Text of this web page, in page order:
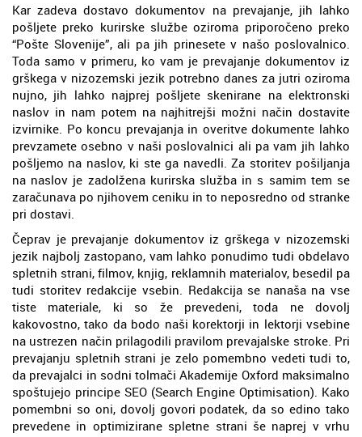
Kar zadeva dostavo dokumentov na prevajanje, jih lahko
pošljete preko kurirske službe oziroma priporočeno preko
“Pošte Slovenije”, ali pa jih prinesete v našo poslovalnico.
Toda samo v primeru, ko vam je prevajanje dokumentov iz
grškega v nizozemski jezik potrebno danes za jutri oziroma
nujno, jih lahko najprej pošljete skenirane na elektronski
naslov in nam potem na najhitrejši možni način dostavite
izvirnike. Po koncu prevajanja in overitve dokumente lahko
prevzamete osebno v naši poslovalnici ali pa vam jih lahko
pošljemo na naslov, ki ste ga navedli. Za storitev pošiljanja
na naslov je zadolžena kurirska služba in s samim tem se
zaračunava po njihovem ceniku in to neposredno od stranke
pri dostavi.
Čeprav je prevajanje dokumentov iz grškega v nizozemski
jezik najbolj zastopano, vam lahko ponudimo tudi obdelavo
spletnih strani, filmov, knjig, reklamnih materialov, besedil pa
tudi storitev redakcije vsebin. Redakcija se nanaša na vse
tiste materiale, ki so že prevedeni, toda ne dovolj
kakovostno, tako da bodo naši korektorji in lektorji vsebine
na ustrezen način prilagodili pravilom prevajalske stroke. Pri
prevajanju spletnih strani je zelo pomembno vedeti tudi to,
da prevajalci in sodni tolmači Akademije Oxford maksimalno
spoštujejo principe SEO (Search Engine Optimisation). Kako
pomembni so oni, dovolj govori podatek, da so edino tako
prevedene in optimizirane spletne strani še naprej v vrhu